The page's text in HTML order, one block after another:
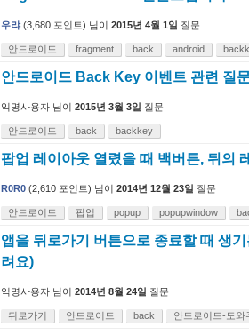
우랴 (3,680 포인트) 님이 2015년 4월 1일 질문
안드로이드 fragment back android
안드로이드 Back Key 이벤트 관련 질
익명사용자 님이 2015년 3월 3일 질문
안드로이드 back backkey
팝업 레이아웃 열렸을 때 백버튼, 뒤의
R0R0 (2,610 포인트) 님이 2014년 12월 23일 질문
안드로이드 팝업 popup popupwindow
앱을 뒤로가기 버튼으로 종료할 때 생
려요)
익명사용자 님이 2014년 8월 24일 질문
뒤로가기 안드로이드 back 안드로이드-도와